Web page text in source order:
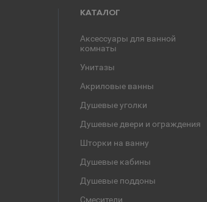
КАТАЛОГ
Аксессуары для ванной
комнаты
Унитазы
Акриловые ванны
Душевые уголки
Душевые двери и ограждения
Шторки на ванну
Душевые кабины
Душевые поддоны
Смесители